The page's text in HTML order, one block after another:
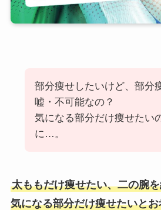
部分痩せしたいけど、部分
嘘・不可能なの？
気になる部分だけ痩せたい
に…。
太ももだけ痩せたい、二の腕
気になる部分だけ痩せたいと